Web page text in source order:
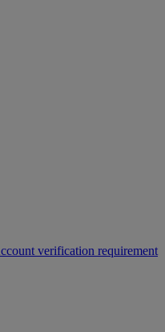
verification requirement